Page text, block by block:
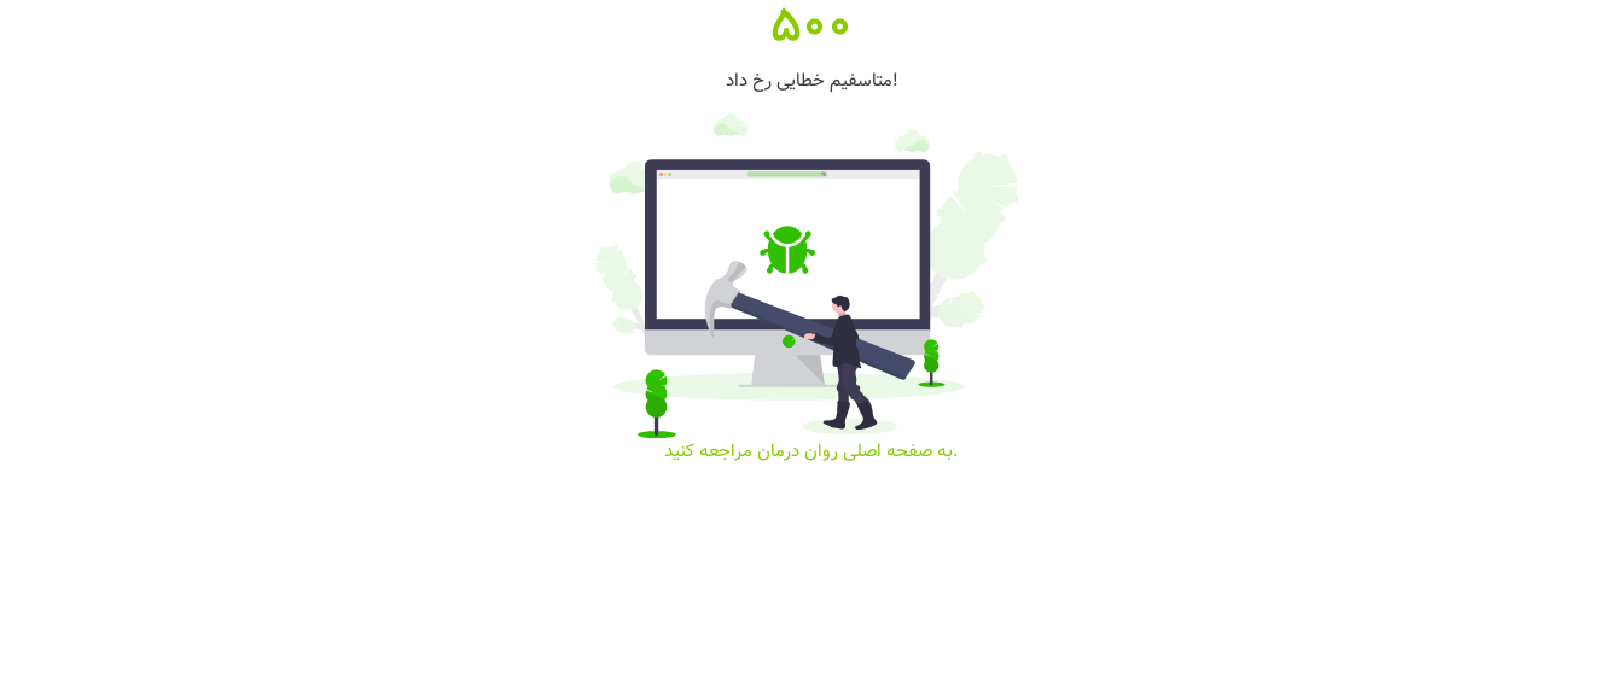
500
متاسفیم خطایی رخ داد!
به صفحه اصلی روان درمان مراجعه کنید.